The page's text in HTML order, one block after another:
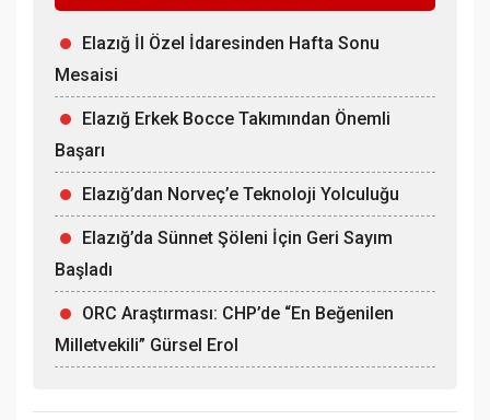
Elazığ İl Özel İdaresinden Hafta Sonu
Mesaisi
Elazığ Erkek Bocce Takımından Önemli
Başarı
Elazığ’dan Norveç’e Teknoloji Yolculuğu
Elazığ’da Sünnet Şöleni İçin Geri Sayım
Başladı
ORC Araştırması: CHP’de “En Beğenilen
Milletvekili” Gürsel Erol